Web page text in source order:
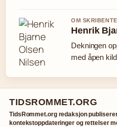
OM
Henrik
Dekningen
med åpen
TIDSROMMET.ORG
TidsRommet.org redaksjon
kontekstoppdateringer og rettelser